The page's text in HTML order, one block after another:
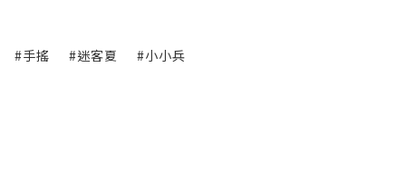
#手搖 #迷客夏 #小小兵